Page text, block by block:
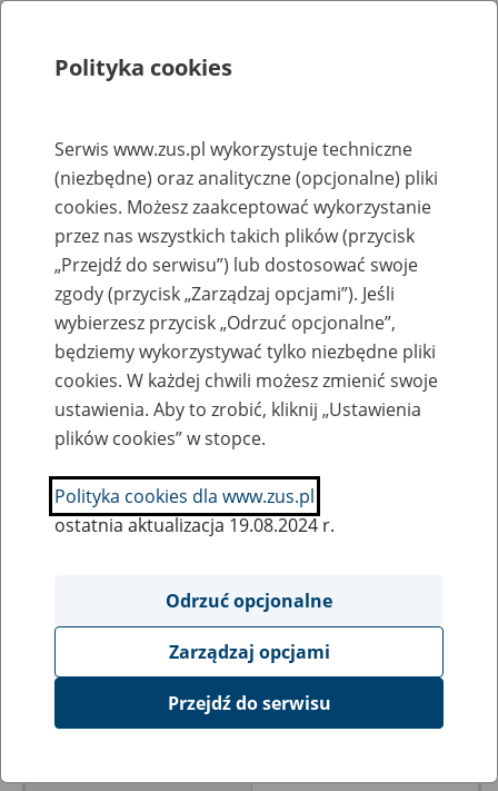
Rejestry, ewidencje i archiwa
Baza zlikwidowanych lub
przekształconych zakładów pracy
Nazwa zakładu pracy:
SZUKAJ
Ukryj wszystkie pozycje bazy
"INES" S.A. Biuro Inżynierskie w
Polityka cookies
Serwis www.zus.pl wykorzystuje techniczne
(niezbędne) oraz analityczne (opcjonalne) pliki
cookies. Możesz zaakceptować wykorzystanie
przez nas wszystkich takich plików (przycisk
„Przejdź do serwisu”) lub dostosować swoje
zgody (przycisk „Zarządzaj opcjami”). Jeśli
wybierzesz przycisk „Odrzuć opcjonalne”,
będziemy wykorzystywać tylko niezbędne pliki
cookies. W każdej chwili możesz zmienić swoje
ustawienia. Aby to zrobić, kliknij „Ustawienia
plików cookies” w stopce.
Polityka cookies dla www.zus.pl
ostatnia aktualizacja 19.08.2024 r.
Odrzuć opcjonalne
Zarządzaj opcjami
Przejdź do serwisu